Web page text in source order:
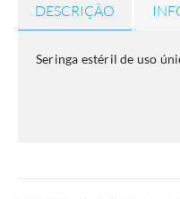
DESCRIÇÃO
Seringa estéril de uso